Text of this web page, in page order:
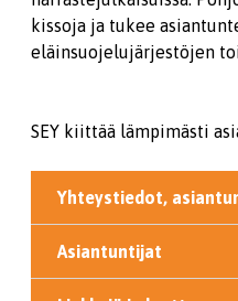
kissoja ja tukee
eläinsuojelujärjestöjen
SEY kiittää lämpimästi
Yhteystiedot,
Asiantuntijat